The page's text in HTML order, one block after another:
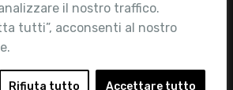
il nostro traffico.
tutti”, acconsenti al nostro
Rifiuta tutto Accettare tutto